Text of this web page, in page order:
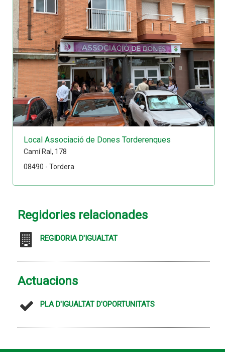
Local Associació de Dones Torderenques
Camí Ral, 178
08490 - Tordera
Regidories relacionades
REGIDORIA D'IGUALTAT
Actuacions
PLA D'IGUALTAT D'OPORTUNITATS